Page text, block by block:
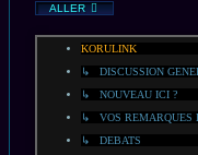
ALLER
KORULINK
↳ DISCUSSION
↳ NOUVEAU ICI ?
↳ VOS REMARQUES
↳ DEBATS